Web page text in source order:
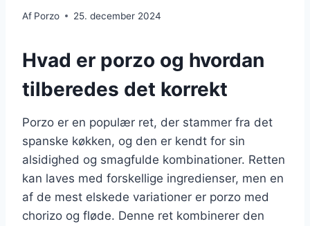
Af Porzo 25. december 2024
Hvad er porzo og hvordan
tilberedes det korrekt
Porzo er en populær ret, der stammer fra det
spanske køkken, og den er kendt for sin
alsidighed og smagfulde kombinationer. Retten
kan laves med forskellige ingredienser, men en
af de mest elskede variationer er porzo med
chorizo og fløde. Denne ret kombinerer den